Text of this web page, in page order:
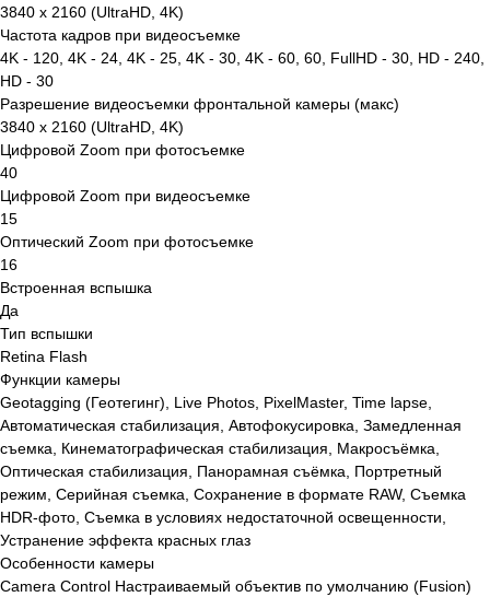
3840 x 2160 (UltraHD, 4K)
Частота кадров при видеосъемке
4K - 120, 4K - 24, 4K - 25, 4K - 30, 4K - 60, 60, FullHD - 30, HD - 240,
HD - 30
Разрешение видеосъемки фронтальной камеры (макс)
3840 x 2160 (UltraHD, 4K)
Цифровой Zoom при фотосъемке
40
Цифровой Zoom при видеосъемке
15
Оптический Zoom при фотосъемке
16
Встроенная вспышка
Да
Тип вспышки
Retina Flash
Функции камеры
Geotagging (Геотегинг), Live Photos, PixelMaster, Time lapse,
Автоматическая стабилизация, Автофокусировка, Замедленная
съемка, Кинематографическая стабилизация, Макросъёмка,
Оптическая стабилизация, Панорамная съёмка, Портретный
режим, Серийная съемка, Сохранение в формате RAW, Съемка
HDR-фото, Съемка в условиях недостаточной освещенности,
Устранение эффекта красных глаз
Особенности камеры
Camera Control Настраиваемый объектив по умолчанию (Fusion)